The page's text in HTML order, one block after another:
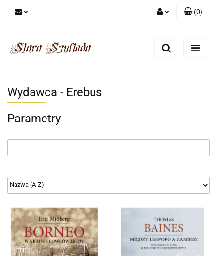
Zarejestruj się
(0)
Wydawca - Erebus
Parametry